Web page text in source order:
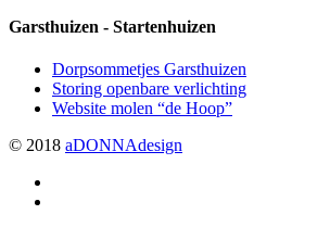
Garsthuizen - Startenhuizen
Dorpsommetjes Garsthuizen
Storing openbare verlichting
Website molen “de Hoop”
© 2018 aDONNAdesign